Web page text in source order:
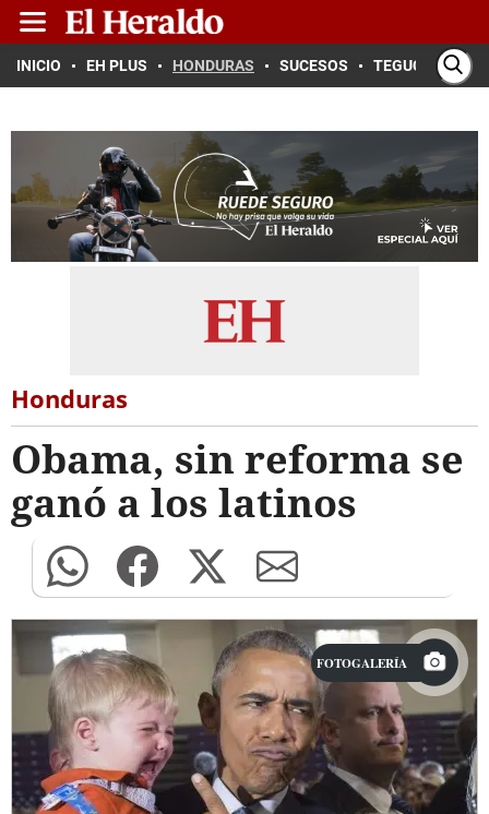
INICIO EH PLUS HONDURAS SUCESOS TEGUCIGALPA
Honduras
Obama, sin reforma se
ganó a los latinos
FOTOGALERÍA